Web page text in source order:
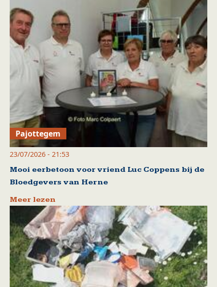
Pajottegem
23/07/2026 - 21:53
Mooi eerbetoon voor vriend Luc Coppens bij de
Bloedgevers van Herne
Meer lezen